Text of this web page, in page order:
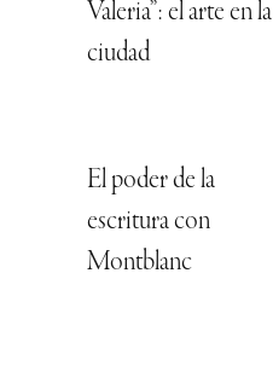
Valeria”: el arte en la
ciudad
El poder de la
escritura con
Montblanc